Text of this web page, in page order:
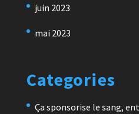
juin 2023
mai 2023
Categories
Ça sponsorise le sang,